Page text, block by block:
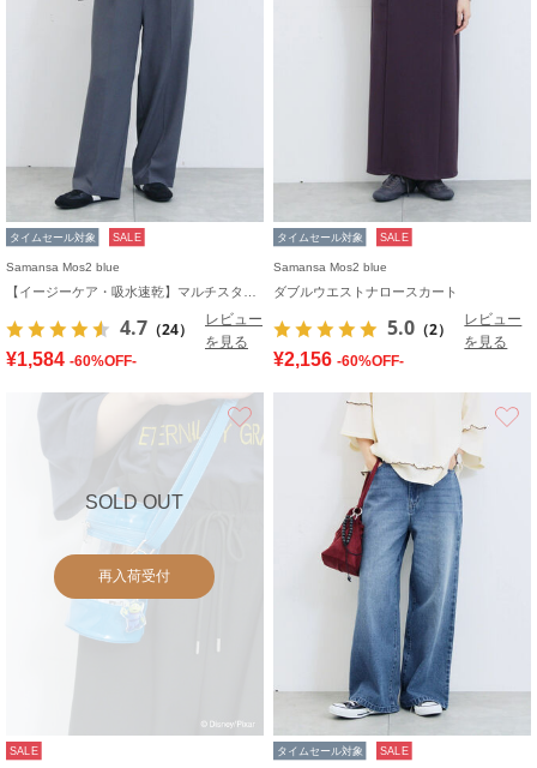
タイムセール対象 SALE
Samansa Mos2 blue
4.7 （24）
レビュー
を見る
¥1,584 -60%OFF-
タイムセール対象 SALE
Samansa Mos2 blue
ダブルウエストナロースカート
5.0 （2）
レビュー
を見る
¥2,156 -60%OFF-
SOLD OUT
再入荷受付
SALE タイムセール対象 SALE